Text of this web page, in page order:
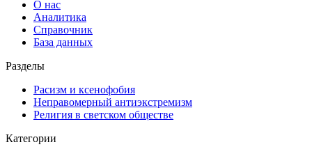
О нас
Аналитика
Справочник
База данных
Разделы
Расизм и ксенофобия
Неправомерный антиэкстремизм
Религия в светском обществе
Категории